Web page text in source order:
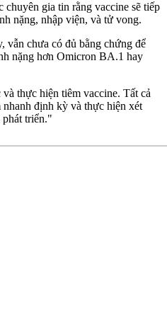
chuyên gia tin rằng vaccine sẽ tiếp
nặng, nhập viện, và tử vong.
vẫn chưa có đủ bằng chứng để
nặng hơn Omicron BA.1 hay
thực hiện tiêm vaccine. Tất cả
nhanh định kỳ và thực hiện xét
triển."